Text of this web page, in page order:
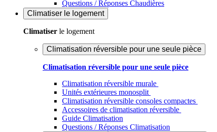
Questions / Réponses Chaudières
Climatiser le logement
Climatiser le logement
Climatisation réversible pour une seule pièce
Climatisation réversible pour une seule pièce
Climatisation réversible murale
Unités extérieures monosplit
Climatisation réversible consoles compactes
Accessoires de climatisation réversible
Guide Climatisation
Questions / Réponses Climatisation